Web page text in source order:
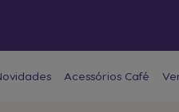
Acessórios Café